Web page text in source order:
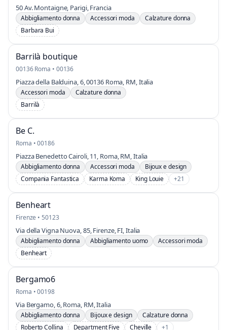
50 Av. Montaigne, Parigi, Francia
Abbigliamento donna Accessori moda
Calzature donna
Barbara Bui
Barrilà boutique
00136 Roma • 00136
Piazza della Balduina, 6, 00136 Roma, RM, Italia
Accessori moda
Calzature donna
Barrilà
Be C.
Roma • 00186
Piazza Benedetto Cairoli, 11, Roma, RM, Italia
Abbigliamento donna Accessori moda
Bijoux e design
Compania Fantastica
Karma Koma King Louie +21
Benheart
Firenze • 50123
Via della Vigna Nuova, 85, Firenze, FI, Italia
Abbigliamento donna Abbigliamento uomo
Accessori moda
Benheart
Bergamo6
Roma • 00198
Via Bergamo, 6, Roma, RM, Italia
Abbigliamento donna Bijoux e design
Calzature donna
Roberto Collina
Department Five Cheville +1